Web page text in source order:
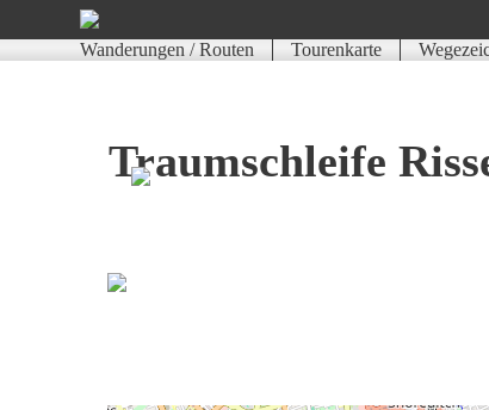
Wanderungen / Routen Tourenkarte
Traumschleife